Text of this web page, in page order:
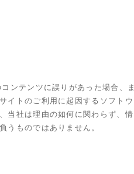
ンテンツに誤りがあった場合、ま
イトのご利用に起因するソフトウ
当社は理由の如何に関わらず、情
うものではありません。